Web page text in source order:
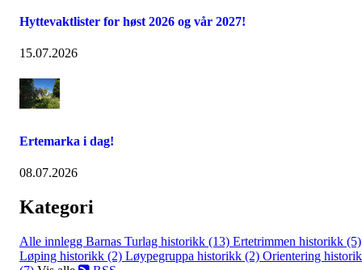
Hyttevaktlister for høst 2026 og vår 2027!
15.07.2026
Ertemarka i dag!
08.07.2026
Kategori
Alle innlegg Barnas Turlag historikk (13) Ertetrimmen historikk (5)
Løping historikk (2) Løypegruppa historikk (2) Orientering